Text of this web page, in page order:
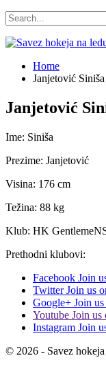
Home
Janjetović Siniša
Janjetović
Ime: Siniša
Prezime: Janjetović
Visina: 176 cm
Težina: 88 kg
Klub: HK
Prethodni klubovi:
Facebook Join
Twitter Join us
Google+ Join
Youtube Join us
Instagram Join
© 2026 - Savez